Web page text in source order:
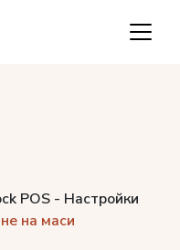
POS - Настройки
на маси